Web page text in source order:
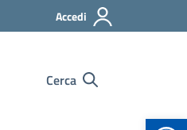
Accedi
Cerca